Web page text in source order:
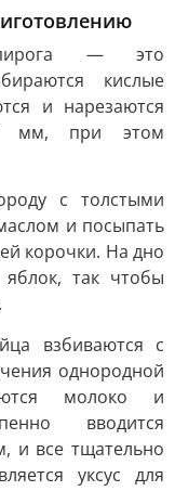
пирога — это
кислые
и нарезаются
мм, при этом
с толстыми
и посыпать
корочки. На дно
яблок, так чтобы
взбиваются с
однородной
молоко и
вводится
и все тщательно
уксус для